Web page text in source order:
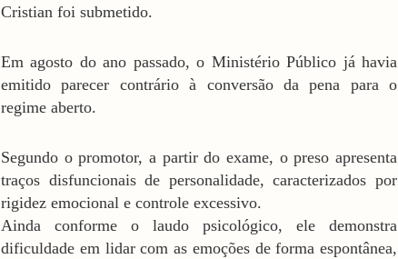
Cristian foi submetido.
Em agosto do ano passado, o Ministério Público já havia
emitido parecer contrário à conversão da pena para o
regime aberto.
Segundo o promotor, a partir do exame, o preso apresenta
traços disfuncionais de personalidade, caracterizados por
rigidez emocional e controle excessivo.
Ainda conforme o laudo psicológico, ele demonstra
dificuldade em lidar com as emoções de forma espontânea,